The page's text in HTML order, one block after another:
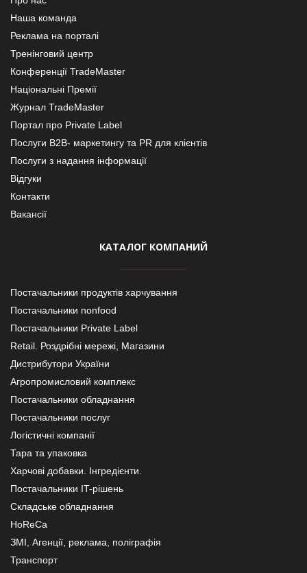
Наша команда
Реклама на порталі
Тренінговий центр
Конференції TradeMaster
Національні Премії
Журнал TradeMaster
Портал про Private Label
Послуги В2В- маркетингу та PR для клієнтів
Послуги з надання інформації
Відгуки
Контакти
Вакансії
КАТАЛОГ КОМПАНИЙ
Постачальники продуктів харчування
Постачальники nonfood
Постачальники Private Label
Retail. Роздрібні мережі, Магазини
Дистрибутори України
Агропромисловий комплекс
Постачальники обладнання
Постачальники послуг
Логістичні компанії
Тара та упаковка
Харчові добавки. Інгредієнти.
Постачальники IT-рішень
Складське обладнання
HoReCa
ЗМІ, Агенції, реклама, поліграфія
Транспорт